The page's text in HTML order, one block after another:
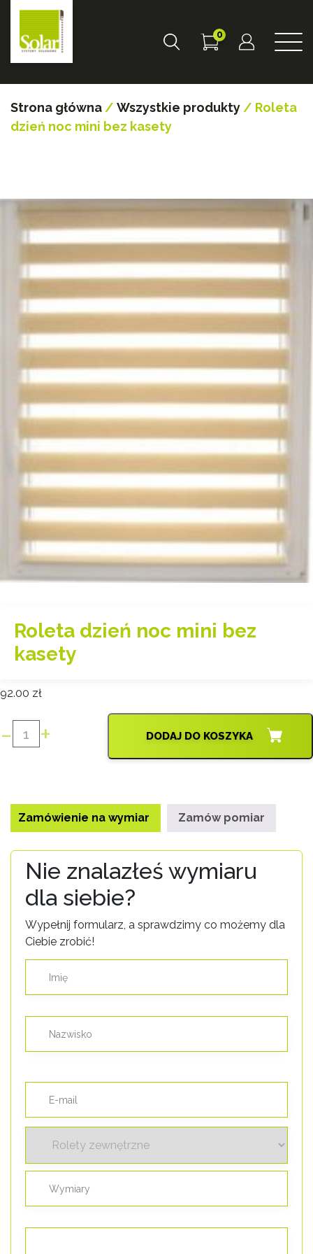
0
Strona główna / Wszystkie produkty / Roleta
dzień noc mini bez kasety
Roleta dzień noc mini bez
kasety
92.00 zł
-
ilość
mini
+ DODAJ DO KOSZYKA
Zamówienie na wymiar Zamów pomiar
Nie znalazłeś wymiaru
dla siebie?
Wypełnij formularz, a sprawdzimy co możemy dla
Ciebie zrobić!